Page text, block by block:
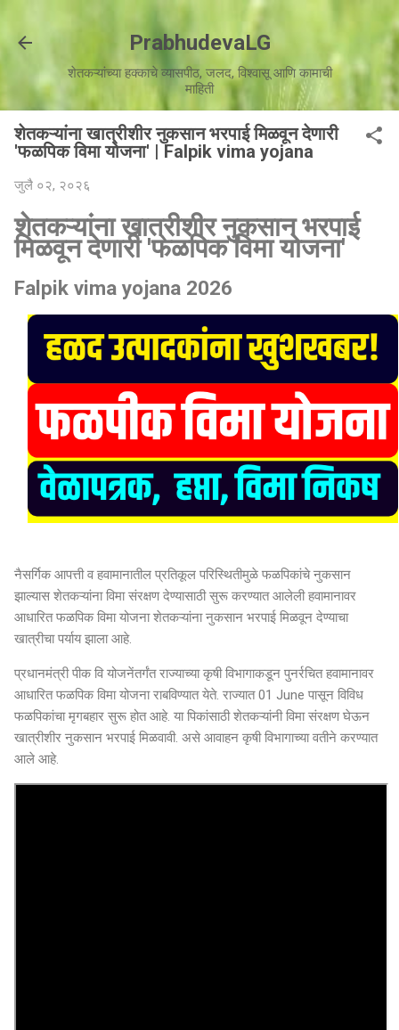
मुख्य सामग्रीवर वगळा
PrabhudevaLG
शेतकऱ्यांच्या हक्काचे व्यासपीठ, जलद, विश्वासू आणि कामाची
माहिती
शेतकऱ्यांना खात्रीशीर नुकसान भरपाई मिळवून देणारी
'फळपिक विमा योजना' | Falpik vima yojana
जुलै ०२, २०२६
शेतकऱ्यांना खात्रीशीर नुकसान भरपाई
मिळवून देणारी 'फळपिक विमा योजना'
Falpik vima yojana 2026
नैसर्ग‍िक आपत्ती व हवामानातील प्रतिकूल परिस्थ‍ितीमुळे फळपिकांचे नुकसान
झाल्यास शेतकऱ्यांना विमा संरक्षण देण्यासाठी सुरू करण्यात आलेली हवामानावर
आधारित फळपिक विमा योजना शेतकऱ्यांना नुकसान भरपाई मिळवून देण्याचा
खात्रीचा पर्याय झाला आहे.
प्रधानमंत्री पीक वि योजनेंतर्गंत राज्याच्या कृषी विभागाकडून पुनर्रचित हवामानावर
आधारित फळपिक विमा योजना राबविण्यात येते. राज्यात 01 June पासून विविध
फळपिकांचा मृगबहार सुरू होत आहे. या पिकांसाठी शेतकऱ्यांनी विमा संरक्षण घेऊन
खात्रीशीर नुकसान भरपाई मिळवावी. असे आवाहन कृषी विभागाच्या वतीने करण्यात
आले आहे.